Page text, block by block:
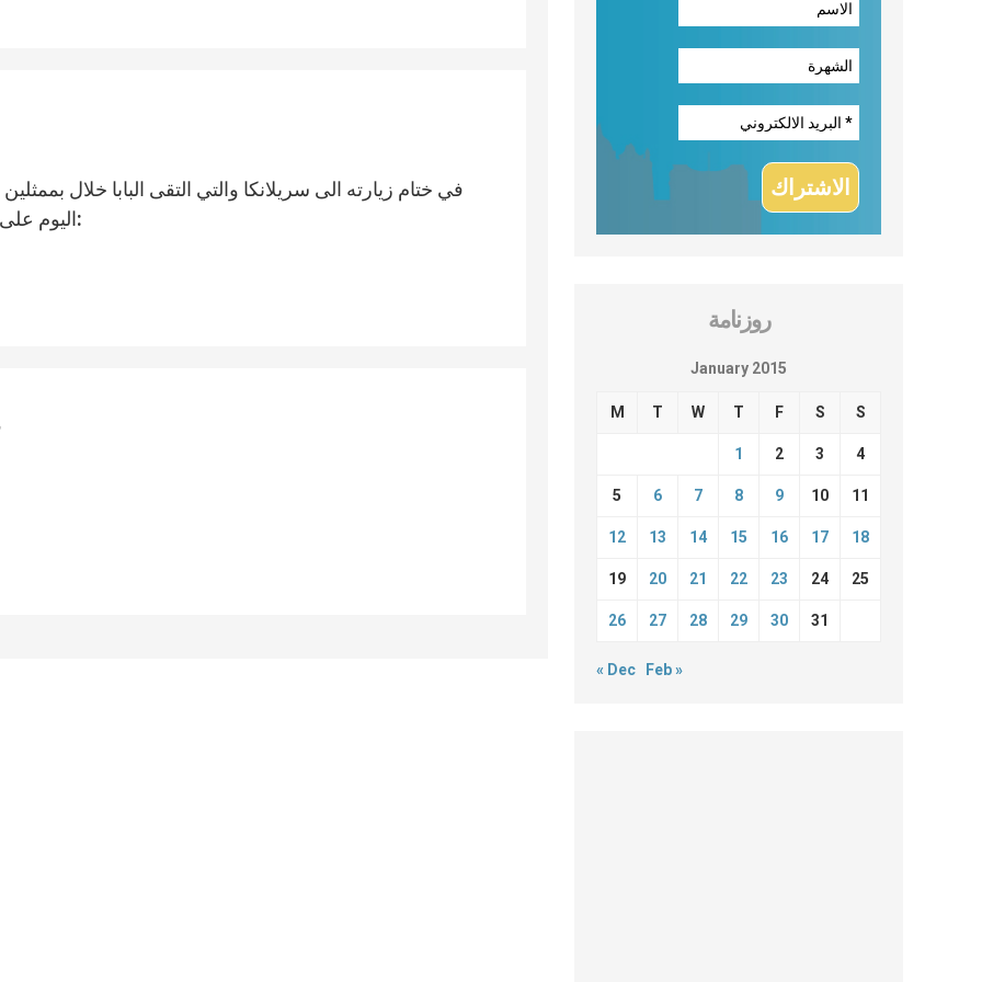
في ختام زيارته الى سريلانكا والتي التقى البابا خلال
اليوم على حسابه على تويتر سائلا الله أن يحرس سريلانكا:
روزنامة
January 2015
M T W T F S S
1 2 3 4
5 6 7 8 9 10 11
12 13 14 15 16 17 18
19 20 21 22 23 24 25
26 27 28 29 30 31
« Dec Feb »